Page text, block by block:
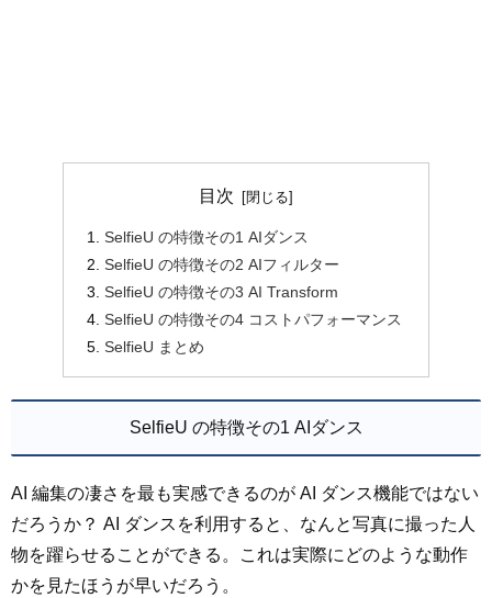
目次
SelfieU の特徴その1 AIダンス
SelfieU の特徴その2 AIフィルター
SelfieU の特徴その3 AI Transform
SelfieU の特徴その4 コストパフォーマンス
SelfieU まとめ
SelfieU の特徴その1 AIダンス
AI 編集の凄さを最も実感できるのが AI ダンス機能ではない
だろうか？ AI ダンスを利用すると、なんと写真に撮った人
物を躍らせることができる。これは実際にどのような動作
かを見たほうが早いだろう。